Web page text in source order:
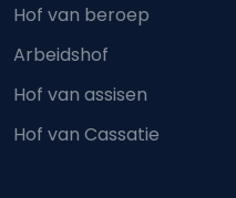
Hof van beroep
Arbeidshof
Hof van assisen
Hof van Cassatie